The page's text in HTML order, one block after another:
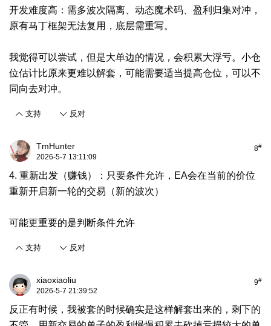
开发难度高：需多波次隔离、动态魔术码、盈利归集对冲，
原有马丁框架无法复用，底层需重写。
我觉得可以尝试，但是大单边的情况，会积累大浮亏。小仓
位估计比原来更难以解套，可能需要适当提高仓位，可以不
同向去对冲。
支持 反对
8#
TmHunter
2026-5-7 13:11:09
4. 重新出发（赚钱）：只要条件允许，EA会在当前的价位
重新开启新一轮的交易（新的波次）
可能更重要的是判断条件允许
支持 反对
9#
xiaoxiaoliu
2026-5-7 21:39:52
反正有时候，我被套的时候确实是这样解套出来的，剩下的